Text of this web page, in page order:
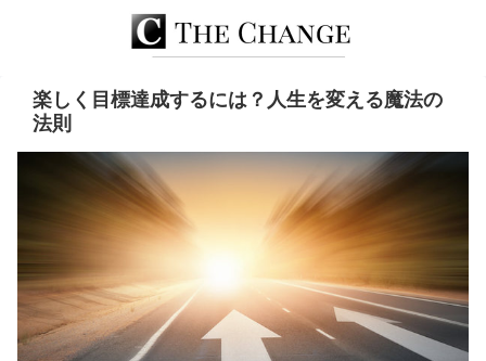
楽しく目標達成するには？人生を変える魔法の
法則